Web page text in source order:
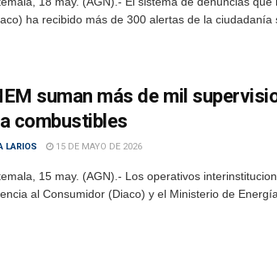
ha recibido más de 300 alertas de la ciudadanía
suman más de mil
combustibles
LARIOS 15 DE MAYO DE 2026
15 may. (AGN).- Los operativos
al Consumidor (Diaco) y el Ministerio de